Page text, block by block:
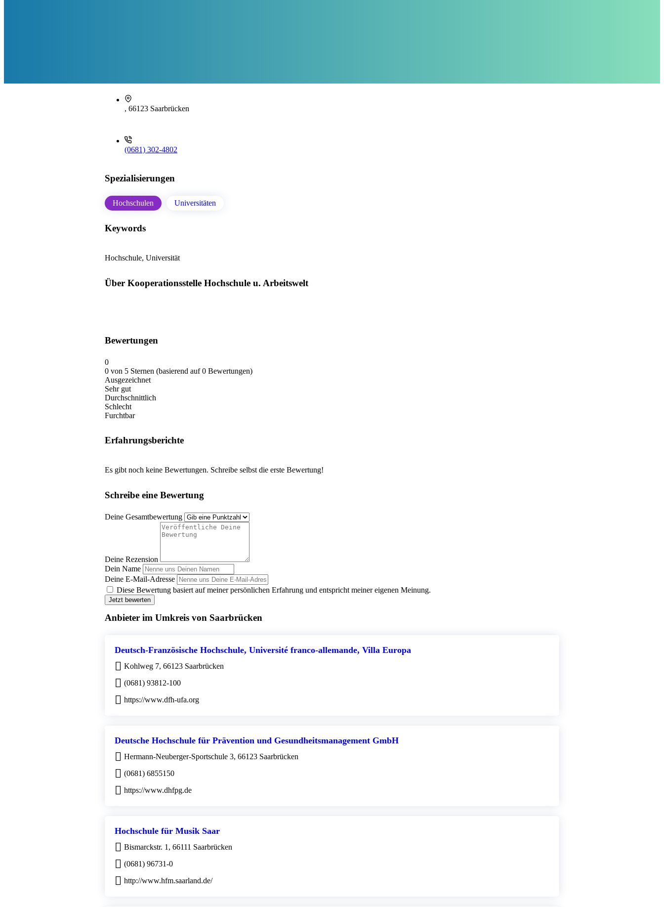
, 66123 Saarbrücken
(0681) 302-4802
Spezialisierungen
Hochschulen Universitäten
Keywords
Hochschule, Universität
Über Kooperationsstelle Hochschule u. Arbeitswelt
Bewertungen
0
0 von 5 Sternen (basierend auf 0 Bewertungen)
Ausgezeichnet
Sehr gut
Durchschnittlich
Schlecht
Furchtbar
Erfahrungsberichte
Es gibt noch keine Bewertungen. Schreibe selbst die erste Bewertung!
Schreibe eine Bewertung
Deine Gesamtbewertung
Deine Rezension
Dein Name
Deine E-Mail-Adresse
Diese Bewertung basiert auf meiner persönlichen Erfahrung und entspricht meiner eigenen Meinung.
Jetzt bewerten
Anbieter im Umkreis von Saarbrücken
Deutsch-Französische Hochschule, Université franco-allemande, Villa Europa
Kohlweg 7, 66123 Saarbrücken
(0681) 93812-100
https://www.dfh-ufa.org
Deutsche Hochschule für Prävention und Gesundheitsmanagement GmbH
Hermann-Neuberger-Sportschule 3, 66123 Saarbrücken
(0681) 6855150
https://www.dhfpg.de
Hochschule für Musik Saar
Bismarckstr. 1, 66111 Saarbrücken
(0681) 96731-0
http://www.hfm.saarland.de/